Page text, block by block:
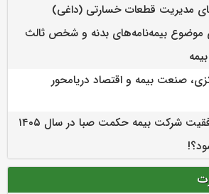
مدیریت قطعات خسارتی (داغی)
موضوع بیمه‌نامه‌های بدنه و شخص ثالث
صنعت بیمه و اقتصاد دریامحور
پازل موفقیت شرکت بیمه حکمت صبا در سال ۱۴۰۵